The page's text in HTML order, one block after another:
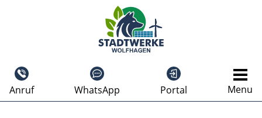
Anruf WhatsApp Portal Menu